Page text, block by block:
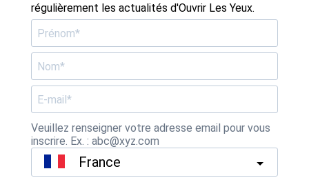
régulièrement les actualités d'Ouvrir Les Yeux.
Veuillez renseigner votre adresse email pour vous
inscrire. Ex. : abc@xyz.com
France